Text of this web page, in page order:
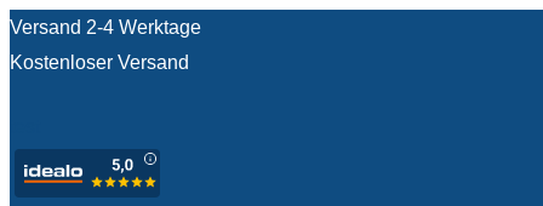
Versand 2-4 Werktage
Kostenloser Versand